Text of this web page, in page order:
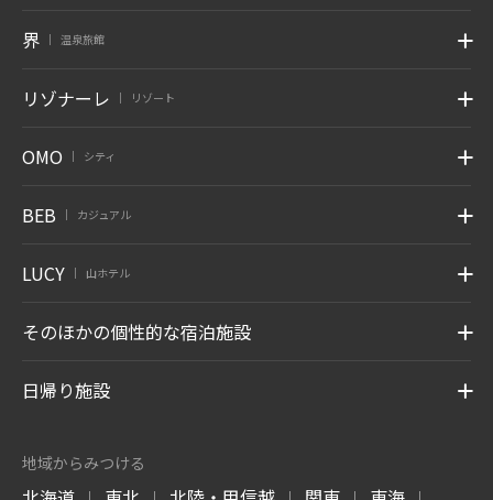
界 温泉旅館
リゾナーレ リゾート
OMO シティ
BEB カジュアル
LUCY 山ホテル
そのほかの個性的な宿泊施設
日帰り施設
地域からみつける
| | | | |